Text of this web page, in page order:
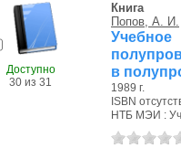
Доступно
30 из 31
Книга
Попов, А. И.
в
1989 г.
ISBN
НТБ МЭИ :